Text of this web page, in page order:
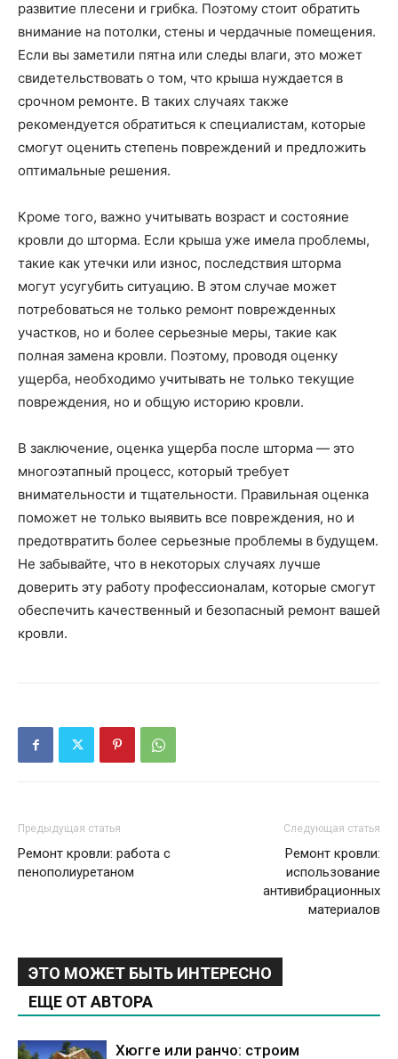
развитие плесени и грибка. Поэтому стоит обратить
внимание на потолки, стены и чердачные помещения.
Если вы заметили пятна или следы влаги, это может
свидетельствовать о том, что крыша нуждается в
срочном ремонте. В таких случаях также
рекомендуется обратиться к специалистам, которые
смогут оценить степень повреждений и предложить
оптимальные решения.
Кроме того, важно учитывать возраст и состояние
кровли до шторма. Если крыша уже имела проблемы,
такие как утечки или износ, последствия шторма
могут усугубить ситуацию. В этом случае может
потребоваться не только ремонт поврежденных
участков, но и более серьезные меры, такие как
полная замена кровли. Поэтому, проводя оценку
ущерба, необходимо учитывать не только текущие
повреждения, но и общую историю кровли.
В заключение, оценка ущерба после шторма — это
многоэтапный процесс, который требует
внимательности и тщательности. Правильная оценка
поможет не только выявить все повреждения, но и
предотвратить более серьезные проблемы в будущем.
Не забывайте, что в некоторых случаях лучше
доверить эту работу профессионалам, которые смогут
обеспечить качественный и безопасный ремонт вашей
кровли.
Предыдущая статья
Ремонт кровли: работа с
пенополиуретаном
Следующая статья
Ремонт кровли:
использование
антивибрационных
материалов
ЭТО МОЖЕТ БЫТЬ ИНТЕРЕСНО
ЕЩЕ ОТ АВТОРА
Хюгге или ранчо: строим